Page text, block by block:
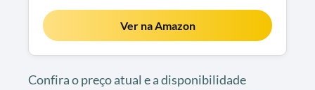
Ver na Amazon
Confira o preço atual e a disponibilidade